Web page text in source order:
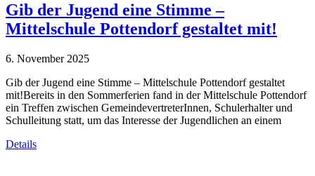
Gib der Jugend eine Stimme –
Mittelschule Pottendorf gestaltet mit!
6. November 2025
Gib der Jugend eine Stimme – Mittelschule Pottendorf gestaltet
mit!Bereits in den Sommerferien fand in der Mittelschule Pottendorf
ein Treffen zwischen GemeindevertreterInnen, Schulerhalter und
Schulleitung statt, um das Interesse der Jugendlichen an einem
Details